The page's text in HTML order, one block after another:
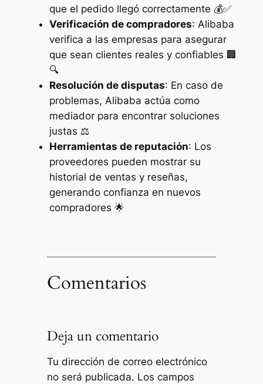
que el pedido llegó correctamente 💰✅
Verificación de compradores: Alibaba
verifica a las empresas para asegurar
que sean clientes reales y confiables 🏢
🔍
Resolución de disputas: En caso de
problemas, Alibaba actúa como
mediador para encontrar soluciones
justas ⚖️
Herramientas de reputación: Los
proveedores pueden mostrar su
historial de ventas y reseñas,
generando confianza en nuevos
compradores 🌟
Comentarios
Deja un comentario
Tu dirección de correo electrónico
no será publicada. Los campos